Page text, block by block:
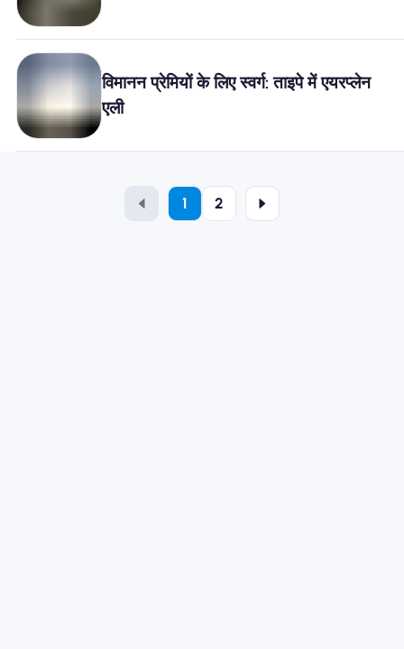
विमानन प्रेमियों के लिए स्वर्ग: ताइपे में एयरप्लेन
एली
1 2